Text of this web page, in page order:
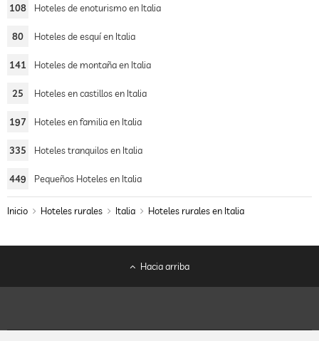
108 Hoteles de enoturismo en Italia
80 Hoteles de esquí en Italia
141 Hoteles de montaña en Italia
25 Hoteles en castillos en Italia
197 Hoteles en familia en Italia
335 Hoteles tranquilos en Italia
449 Pequeños Hoteles en Italia
Inicio Hoteles rurales Italia Hoteles rurales en Italia
Hacia arriba